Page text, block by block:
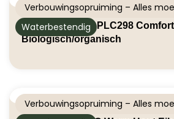
Verbouwingsopruiming – Alles
Waterbestendig
Wineo Klik PVC PLC298 Comfort
Biologisch/organisch
Verbouwingsopruiming – Alles